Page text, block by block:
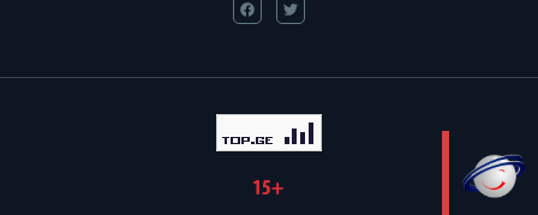
LIVE